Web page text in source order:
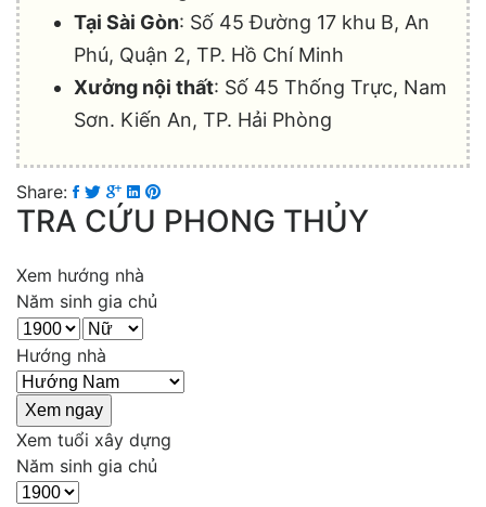
Tại Sài Gòn: Số 45 Đường 17 khu B, An
Phú, Quận 2, TP. Hồ Chí Minh
Xưởng nội thất: Số 45 Thống Trực, Nam
Sơn. Kiến An, TP. Hải Phòng
Share:
TRA CỨU PHONG THỦY
Xem hướng nhà
Năm sinh gia chủ
Hướng nhà
Xem tuổi xây dựng
Năm sinh gia chủ